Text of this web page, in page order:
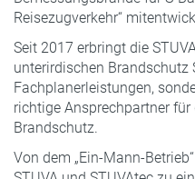
Reisezugverkehr“
Seit 2017 erbringt die
unterirdischen Brandschutz
Fachplanerleistungen,
richtige Ansprechpartner für
Brandschutz.
Von dem „Ein-Mann-